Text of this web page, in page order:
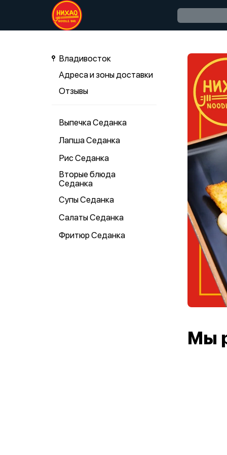
Владивосток
Адреса и зоны доставки
Отзывы
Выпечка Седанка
Лапша Седанка
Рис Седанка
Вторые блюда
Седанка
Супы Седанка
Салаты Седанка
Фритюр Седанка
Мы